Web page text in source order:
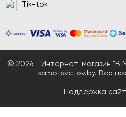
Tik-tok
© 2026 - Интернет-магазин "В
samotsvetov.by. Все
Поддержка